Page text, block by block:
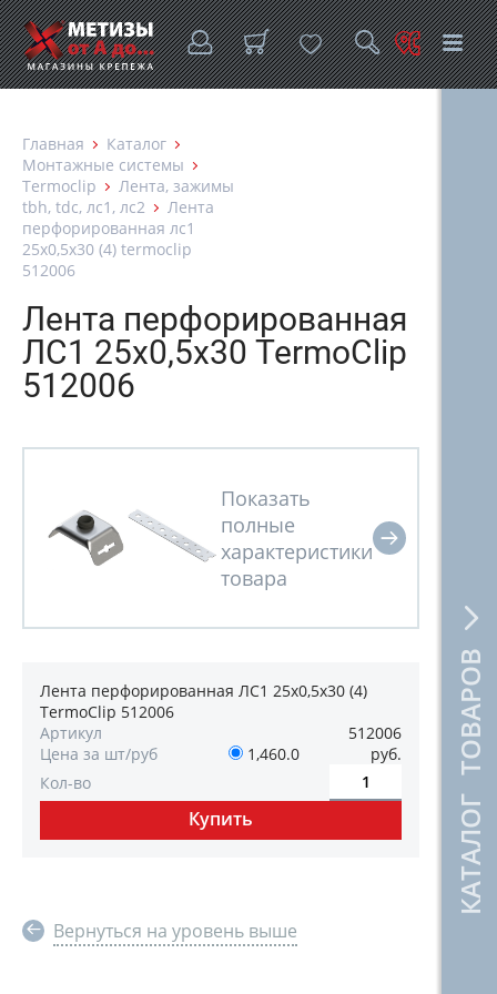
КАТАЛОГ ТОВАРОВ
Главная
Каталог
Монтажные системы
Termoclip
Лента, зажимы
tbh, tdc, лс1, лс2
Лента
перфорированная лс1
25х0,5х30 (4) termoclip
512006
Лента перфорированная
ЛС1 25х0,5х30 TermoClip
512006
Лента перфорированная ЛС1 25х0,5х30 (4)
TermoClip 512006
Артикул
512006
Цена за шт/руб
1,460.0
руб.
Кол-во
Вернуться на уровень выше